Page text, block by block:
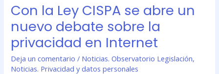
Con la Ley CISPA se abre un
nuevo debate sobre la
privacidad en Internet
Deja un comentario / Noticias. Observatorio Legislación,
Noticias. Privacidad y datos personales
en